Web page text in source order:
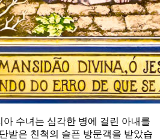
아 수녀는 심각한 병에 걸린 아내를
받은 친척의 슬픈 방문객을 받았습